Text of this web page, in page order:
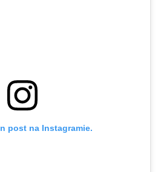
post na Instagramie.